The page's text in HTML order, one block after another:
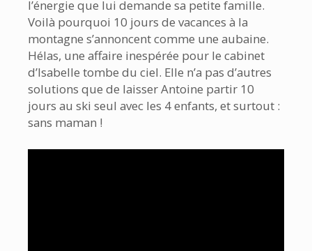
l’énergie que lui demande sa petite famille.
Voilà pourquoi 10 jours de vacances à la
montagne s’annoncent comme une aubaine.
Hélas, une affaire inespérée pour le cabinet
d’Isabelle tombe du ciel. Elle n’a pas d’autres
solutions que de laisser Antoine partir 10
jours au ski seul avec les 4 enfants, et surtout :
sans maman !